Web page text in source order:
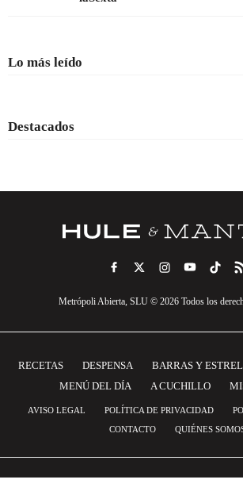
Lo más leído
Destacados
Metrópoli Abierta, SLU © 2026 Todos los
RECETAS DESPENSA BARRAS Y
MENÚ DEL DÍA
A CUCHILLO
AVISO LEGAL POLÍTICA DE PRIVACIDAD
CONTACTO
QUIÉNES